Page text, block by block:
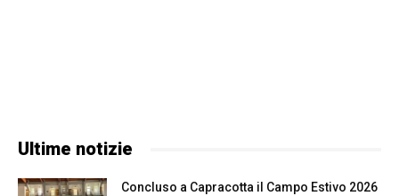
Ultime notizie
Concluso a Capracotta il Campo Estivo 2026